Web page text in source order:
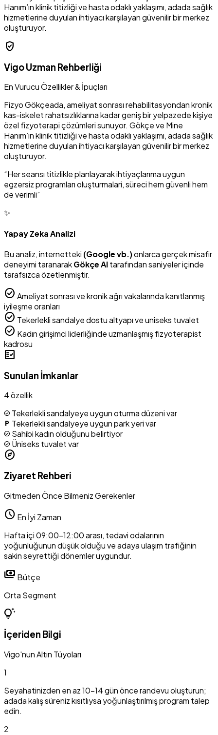
Hanım’ın klinik titizliği ve hasta odaklı yaklaşımı, adada sağlık
hizmetlerine duyulan ihtiyacı karşılayan güvenilir bir merkez
oluşturuyor.
verified_user
Vigo Uzman Rehberliği
En Vurucu Özellikler & İpuçları
Fizyo Gökçeada, ameliyat sonrası rehabilitasyondan kronik
kas-iskelet rahatsızlıklarına kadar geniş bir yelpazede kişiye
özel fizyoterapi çözümleri sunuyor. Gökçe ve Mine
Hanım’ın klinik titizliği ve hasta odaklı yaklaşımı, adada sağlık
hizmetlerine duyulan ihtiyacı karşılayan güvenilir bir merkez
oluşturuyor.
“Her seansı titizlikle planlayarak ihtiyaçlarıma uygun
egzersiz programları oluşturmalari, süreci hem güvenli hem
de verimli”
✨
Yapay Zeka Analizi
Bu analiz, internetteki (Google vb.)onlarca gerçek misafir
deneyimi taranarakGökçe AItarafından saniyeler içinde
tarafsızca özetlenmiştir.
check_circle Ameliyat sonrası ve kronik ağrı vakalarında kanıtlanmış
iyileşme oranları
check_circle Tekerlekli sandalye dostu altyapı ve uniseks tuvalet
check_circle Kadın girişimci liderliğinde uzmanlaşmış fizyoterapist
kadrosu
fact_check
Sunulan İmkanlar
4 özellik
check_circle Tekerlekli sandalyeye uygun oturma düzeni var
local_parking Tekerlekli sandalyeye uygun park yeri var
check_circle Sahibi kadın olduğunu belirtiyor
check_circle Üniseks tuvalet var
explore
Ziyaret Rehberi
Gitmeden Önce Bilmeniz Gerekenler
schedule En İyi Zaman
Hafta içi 09:00-12:00 arası, tedavi odalarının
yoğunluğunun düşük olduğu ve adaya ulaşım trafiğinin
sakin seyrettiği dönemler uygundur.
payments Bütçe
Orta Segment
tips_and_updates
İçeriden Bilgi
Vigo'nun Altın Tüyoları
1
Seyahatinizden en az 10-14 gün önce randevu oluşturun;
adada kalış süreniz kısıtlıysa yoğunlaştırılmış program talep
edin.
2